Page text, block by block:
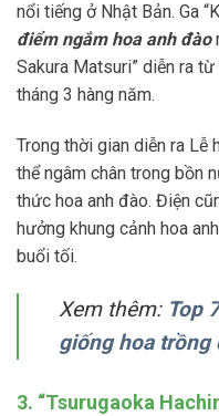
nổi tiếng ở Nhật Bản. Ga
điểm ngắm hoa anh đào
Sakura Matsuri” diễn ra
tháng 3 hàng năm.
Trong thời gian diễn ra Lễ
thể ngâm chân trong bồn
thức hoa anh đào. Điện
hưởng khung cảnh hoa
buổi tối.
Xem thêm: Top
giống hoa trồng
3. “Tsurugaoka